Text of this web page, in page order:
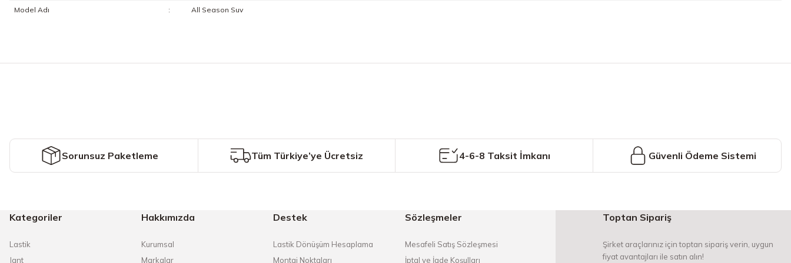
Model Adı : All Season Suv
Ürün fiyatı diğer sitelerden daha pahalı.
Bu ürüne benzer farklı alternatifler olmalı.
Sorunsuz Paketleme Tüm Türkiye’ye Ücretsiz 4-6-8 Taksit İmkanı Güvenli Ödeme Sistemi
Kategoriler
Lastik
Jant
Hakkımızda
Kurumsal
Markalar
Destek
Lastik Dönüşüm Hesaplama
Montaj Noktaları
Sözleşmeler
Mesafeli Satış Sözleşmesi
İptal ve İade Koşulları
Toptan Sipariş
Şirket araçlarınız için toptan sipariş verin, uygun
fiyat avantajları ile satın alın!